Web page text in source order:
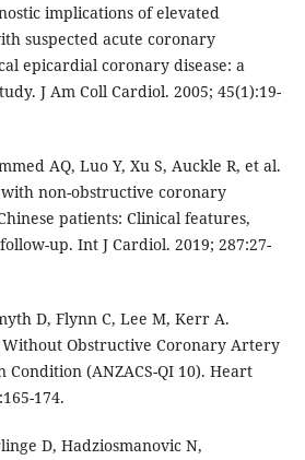
implications of elevated
suspected acute coronary
epicardial coronary disease: a
J Am Coll Cardiol. 2005; 45(1):19-
AQ, Luo Y, Xu S, Auckle R, et al.
non-obstructive coronary
patients: Clinical features,
up. Int J Cardiol. 2019; 287:27-
D, Flynn C, Lee M, Kerr A.
Obstructive Coronary Artery
Condition (ANZACS-QI 10). Heart
174.
D, Hadziosmanovic N,